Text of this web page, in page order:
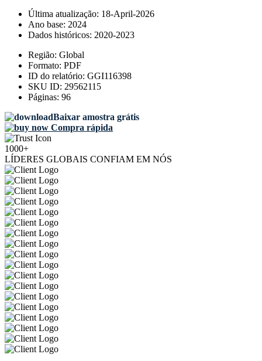
Última atualização: 18-April-2026
Ano base: 2024
Dados históricos: 2020-2023
Região: Global
Formato: PDF
ID do relatório: GGI116398
SKU ID: 29562115
Páginas: 96
Baixar amostra grátis
Compra rápida
1000+
LÍDERES GLOBAIS CONFIAM EM NÓS